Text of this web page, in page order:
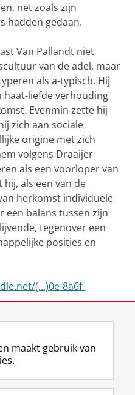
net zoals zijn
hadden gedaan.
Van Pallandt niet
van de adel, maar
als a-typisch. Hij
haat-liefde verhouding
Evenmin zette hij
zich aan sociale
origine met zich
volgens Draaijer
als een voorloper van
hij, als een van de
herkomst individuele
een balans tussen zijn
tegenover een
posities en
(...)0e-8a6f-
F
L
R I
Y
maakt gebruik van